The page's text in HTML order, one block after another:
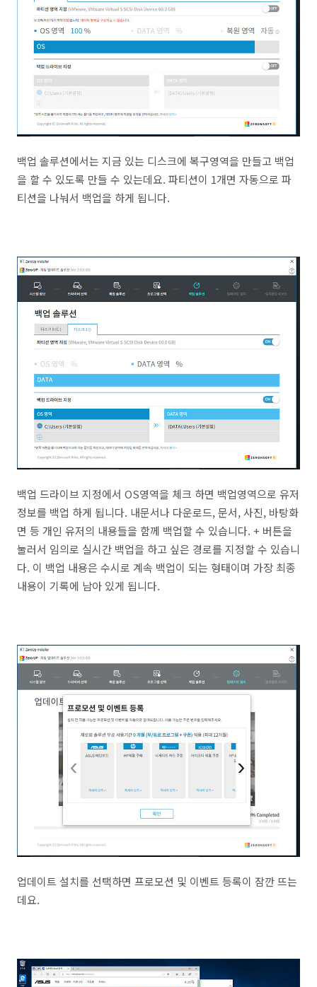
백업 솔루션에서는 지금 있는 디스크에 복구영역을 만들고 백업
을 할 수 있도록 만들 수 있는데요. 파티션이 1개면 자동으로 파
티션을 나눠서 백업을 하게 됩니다.
백업 드라이브 지정에서 OS영역을 체크 하면 백업영역으로 유저
정보를 백업 하게 됩니다. 내문서나 다운로드, 문서, 사진, 바탕화
면 등 개인 유저의 내용들을 함께 백업할 수 있습니다. + 버튼을
눌러서 임의로 실시간 백업을 하고 싶은 경로를 지정할 수 있습니
다. 이 백업 내용은 수시로 계속 백업이 되는 형태이며 가장 최종
내용이 기록에 남아 있게 됩니다.
업데이트 설치를 선택하면 프로모션 및 이벤트 등록이 잠깐 뜨는
데요.